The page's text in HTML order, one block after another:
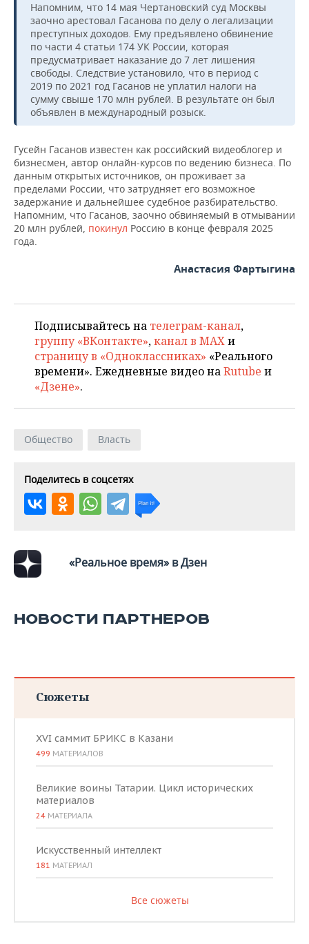
ВОДНЫЕ ВИДЫ СПОРТА
ХОККЕЙ С МЯЧОМ
ОБРАЗОВАНИЕ
ПРОИСШЕСТВИЯ
Напомним, что 14 мая Чертановский суд Москвы
заочно арестовал Гасанова по делу о легализации
преступных доходов. Ему предъявлено обвинение
по части 4 статьи 174 УК России, которая
предусматривает наказание до 7 лет лишения
свободы. Следствие установило, что в период с
2019 по 2021 год Гасанов не уплатил налоги на
сумму свыше 170 млн рублей. В результате он был
объявлен в международный розыск.
Гусейн Гасанов известен как российский видеоблогер и
бизнесмен, автор онлайн-курсов по ведению бизнеса. По
данным открытых источников, он проживает за
пределами России, что затрудняет его возможное
задержание и дальнейшее судебное разбирательство.
Напомним, что Гасанов, заочно обвиняемый в отмывании
20 млн рублей, покинул Россию в конце февраля 2025
года.
Анастасия Фартыгина
Подписывайтесь на телеграм-канал,
группу «ВКонтакте»,канал в MAXи
страницу в «Одноклассниках» «Реального
времени». Ежедневные видео наRutube и
«Дзене».
Общество Власть
Поделитесь в соцсетях
«Реальное время» в Дзен
НОВОСТИ ПАРТНЕРОВ
Сюжеты
XVI саммит БРИКС в Казани
499 МАТЕРИАЛОВ
Великие воины Татарии. Цикл исторических
материалов
24 МАТЕРИАЛА
Искусственный интеллект
181 МАТЕРИАЛ
Все сюжеты